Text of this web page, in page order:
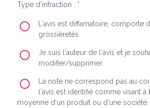
Type d'infraction : *
L'avis est diffamatoire, comporte
grossièretés.
Je suis l'auteur de l'avis et je
modifier/supprimer.
La note ne correspond pas au
l'avis est identifié comme visant à
moyenne d'un produit ou d'une société.